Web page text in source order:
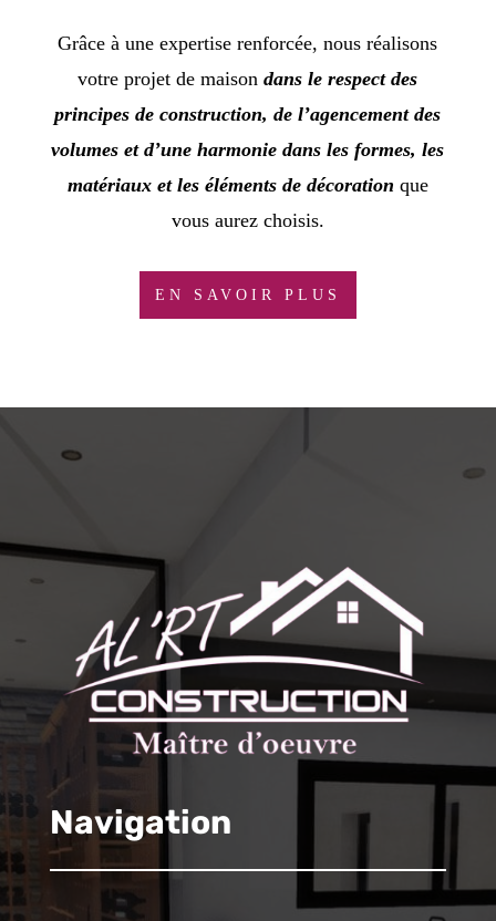
Grâce à une expertise renforcée, nous réalisons
votre projet de maisondans le respect des
principes de construction, de l’agencement des
volumes et d’une harmonie dans les formes, les
matériaux et les éléments de décoration que
vous aurez choisis.
EN SAVOIR PLUS
Navigation